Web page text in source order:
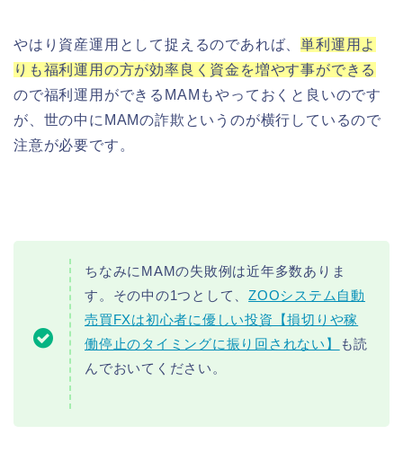
やはり資産運用として捉えるのであれば、単利運用よ
りも福利運用の方が効率良く資金を増やす事ができる
ので福利運用ができるMAMもやっておくと良いのです
が、世の中にMAMの詐欺というのが横行しているので
注意が必要です。
ちなみにMAMの失敗例は近年多数ありま
す。その中の1つとして、ZOOシステム自動
売買FXは初心者に優しい投資【損切りや稼
働停止のタイミングに振り回されない】
も読
んでおいてください。